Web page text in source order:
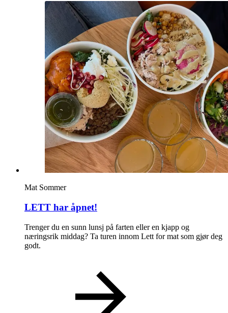
Tilbud
Merker
Inspirasjon
Åpningstider
Praktisk informasjon
Finn frem
Mat Sommer
LETT har åpnet!
Trenger du en sunn lunsj på farten eller en kjapp og
næringsrik middag? Ta turen innom Lett for mat som gjør deg
godt.